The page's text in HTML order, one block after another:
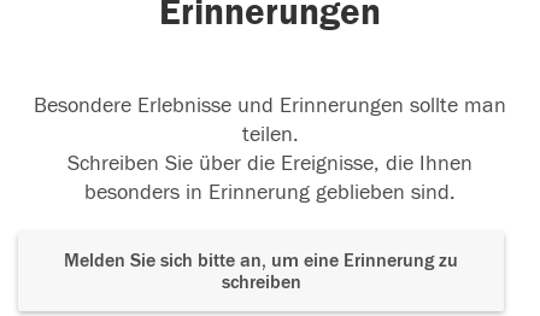
Erinnerungen
Besondere Erlebnisse und Erinnerungen sollte man
teilen.
Schreiben Sie über die Ereignisse, die Ihnen
besonders in Erinnerung geblieben sind.
Melden Sie sich bitte an, um eine Erinnerung zu
schreiben